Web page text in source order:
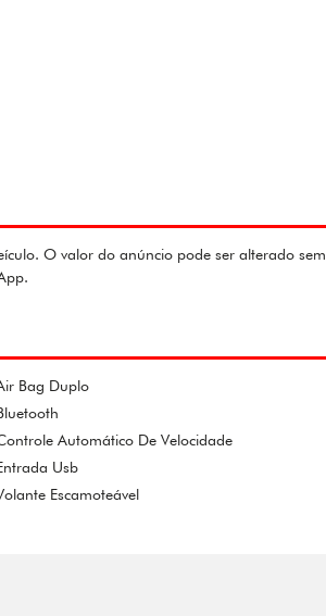
O valor do anúncio pode ser alterado sem
Bag Duplo
Automático De Velocidade
Usb
Escamoteável